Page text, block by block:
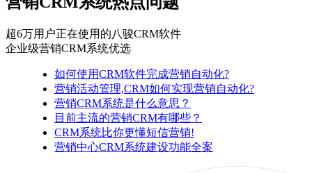
超6万用户正在使用的八骏CRM软件
企业级营销CRM系统优选
如何使用CRM软件完成营销自动化?
营销活动管理,CRM如何实现营销自动化?
营销CRM系统是什么意思？
目前主流的营销CRM有哪些？
CRM系统比你更懂短信营销!
营销中心CRM系统建设功能全案